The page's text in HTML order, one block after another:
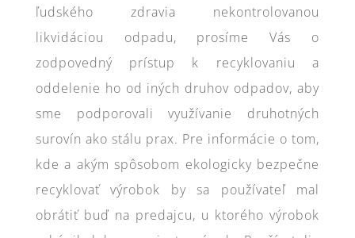
ľudského zdravia nekontrolovanou
likvidáciou odpadu, prosíme Vás o
zodpovedný prístup k recyklovaniu a
oddelenie ho od iných druhov odpadov, aby
sme podporovali využívanie druhotných
surovín ako stálu prax. Pre informácie o tom,
kde a akým spôsobom ekologicky bezpečne
recyklovať výrobok by sa používateľ mal
obrátiť buď na predajcu, u ktorého výrobok